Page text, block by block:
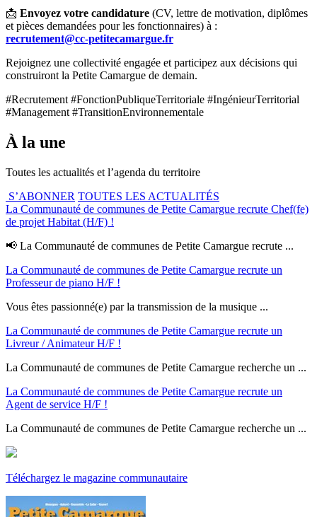
📩 Envoyez votre candidature (CV, lettre de motivation, diplômes
et pièces demandées pour les fonctionnaires) à :
recrutement@cc-petitecamargue.fr
Rejoignez une collectivité engagée et participez aux décisions qui
construiront la Petite Camargue de demain.
#Recrutement #FonctionPubliqueTerritoriale #IngénieurTerritorial
#Management #TransitionEnvironnementale
À la une
Toutes les actualités et l’agenda du territoire
S’ABONNER TOUTES LES ACTUALITÉS
La Communauté de communes de Petite Camargue recrute Chef(fe)
de projet Habitat (H/F) !
📢 La Communauté de communes de Petite Camargue recrute ...
La Communauté de communes de Petite Camargue recrute un
Professeur de piano H/F !
Vous êtes passionné(e) par la transmission de la musique ...
La Communauté de communes de Petite Camargue recrute un
Livreur / Animateur H/F !
La Communauté de communes de Petite Camargue recherche un ...
La Communauté de communes de Petite Camargue recrute un
Agent de service H/F !
La Communauté de communes de Petite Camargue recherche un ...
Téléchargez le magazine communautaire